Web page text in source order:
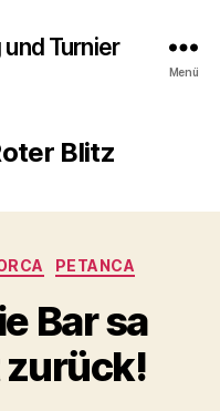
Turnier
Menü
Blitz
PETANCA
Bar sa
zurück!